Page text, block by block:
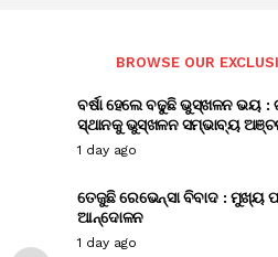
BROWSE OUR
ବର୍ଷା ହେଲେ ବଢୁଛି ଭୁସ୍ଖଳନ ଭୟ
ସ୍ଥାନକୁ ଭୁସ୍ଖଳନ ସମ୍ଭାବ୍ୟ
1 day ago
ତେଜୁଛି ରେଭେନ୍ସା ବିବାଦ : ମୁଖ୍ୟ
ଆନ୍ଦୋଳନ
1 day ago